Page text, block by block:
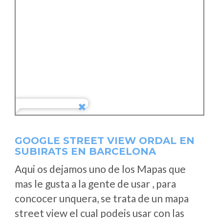
GOOGLE STREET VIEW ORDAL EN
SUBIRATS EN BARCELONA
Aqui os dejamos uno de los Mapas que
mas le gusta a la gente de usar , para
concocer unquera, se trata de un mapa
street view el cual podeis usar con las